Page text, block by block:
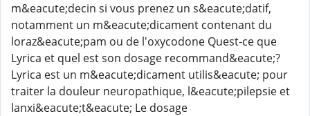
m&eacute;decin si vous prenez un s&eacute;datif,
notamment un m&eacute;dicament contenant du
loraz&eacute;pam ou de l'oxycodone Quest-ce que
Lyrica et quel est son dosage recommand&eacute;?
Lyrica est un m&eacute;dicament utilis&eacute; pour
traiter la douleur neuropathique, l&eacute;pilepsie et
lanxi&eacute;t&eacute; Le dosage